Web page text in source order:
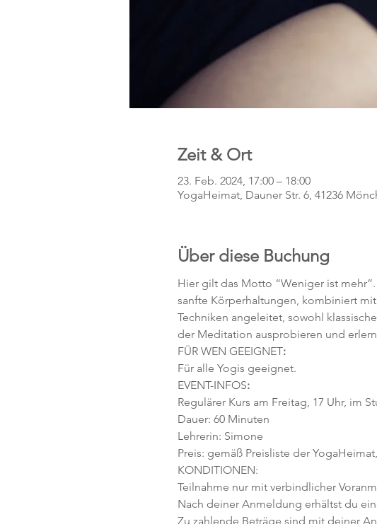
Zeit & Ort
23. Feb. 2024, 17:00 – 18:00
YogaHeimat, Dauner Str. 6, 41236
Über diese Buchung
Hier gilt das Motto “Weniger ist
sanfte Körperhaltungen, kombiniert
Techniken angeleitet, sowohl
der Meditation ausprobieren und
FÜR WEN GEEIGNET:
Für alle Yogis geeignet.
EVENT-INFOS:
Regulärer Kurs am Freitag, 17 Uhr, im
Dauer: 60 Minuten
Lehrerin: Simone
Preis: gemäß Preisliste der
KONDITIONEN:
Teilnahme nur mit verbindlicher
Nach deiner Anmeldung erhältst du
Zu zahlende Beträge sind mit deiner